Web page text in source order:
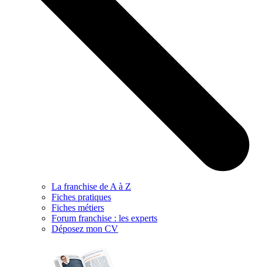
La franchise de A à Z
Fiches pratiques
Fiches métiers
Forum franchise : les experts
Déposez mon CV